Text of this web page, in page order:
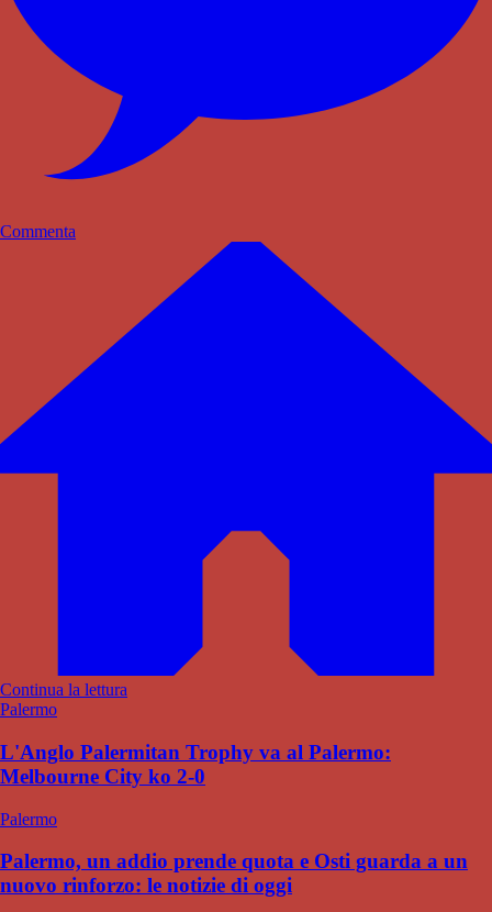
Commenta
Continua la lettura
Palermo
L'Anglo Palermitan Trophy va al Palermo:
Melbourne City ko 2-0
Palermo
Palermo, un addio prende quota e Osti guarda a un
nuovo rinforzo: le notizie di oggi